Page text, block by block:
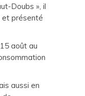
Doubs », il
et présenté
août au
aussi en